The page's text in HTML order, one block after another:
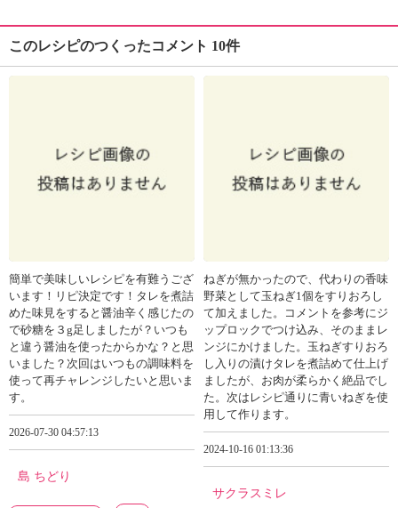
このレシピのつくったコメント 10件
簡単で美味しいレシピを有難うござ
います！リピ決定です！タレを煮詰
めた味見をすると醤油辛く感じたの
で砂糖を３g足しましたが？いつも
と違う醤油を使ったからかな？と思
いました？次回はいつもの調味料を
使って再チャレンジしたいと思いま
す。
2026-07-30 04:57:13
島 ちどり
ねぎが無かったので、代わりの香味
野菜として玉ねぎ1個をすりおろし
て加えました。コメントを参考にジ
ップロックでつけ込み、そのままレ
ンジにかけました。玉ねぎすりおろ
し入りの漬けタレを煮詰めて仕上げ
ましたが、お肉が柔らかく絶品でし
た。次はレシピ通りに青いねぎを使
用して作ります。
2024-10-16 01:13:36
サクラスミレ